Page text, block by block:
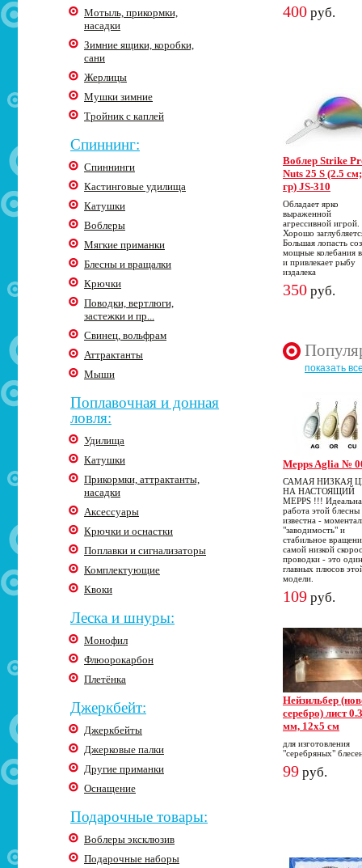
Мотыль, прикормки,
насадки
Зимние ящики, коробки,
сани
Жерлицы
Мушки зимние
Тройник с каплей
Спиннинг:
Спиннинги
Кастинговые удилища
Катушки
Воблеры
Мягкие приманки
Блесны и вращалки
Крючки
Поводки, вертлюги,
застежки и пр...
Свинец, вольфрам
Аттрактанты
Мыши
Поплавочная и донная
ловля:
Удилища
Катушки
Прикормки, аттрактанты,
насадки
Аксессуары
Крючки и оснастки
Поплавки и сигнализаторы
Комплектующие
Квоки
Леска и шнуры:
Монофил
Флюорокарбон
Плетёнка
Джеркбейт:
Джеркбейты
Джерковые палки
Другие приманки
Оснащение
Подарочные товары:
Воблеры эксклюзив
Подарочные наборы
400 руб.
Воблер Strike
Nuts 25 S (2.5
гр) JS-310
Обладает ярко
выраженной
агрессивной игрой.
Хорошо
Большая лопасть
мощные колебания
и привлекает рыбу
издалека
350 руб.
показать
Mepps Aglia №
САМАЯ НИЗКАЯ
НА НАСТОЯЩИЙ
MEPPS !!!
работа этой блесны
известна -
"заводимость" и
стабильное
самой низкой
проводки - это
главных плюсов
модели.
109 руб.
Нейзильбер
серебро) лист
мм, 12х5 см
для изготовления
"серебряных"
99 руб.